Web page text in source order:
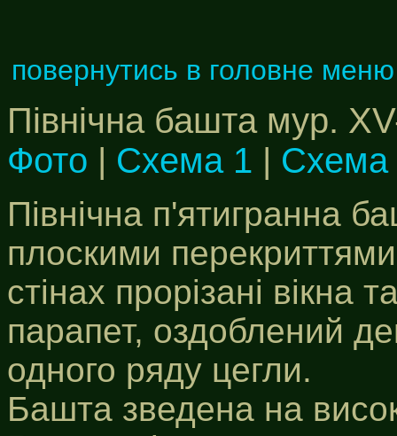
повернутись в головне меню
Північна башта мур.
Фото | Схема 1 | Схема
Пiвнiчна п'ятигранна
плоскими
стiнах прорiзанi вiкна
парапет, оздоблений
одного ряду цегли.
Башта зведена на